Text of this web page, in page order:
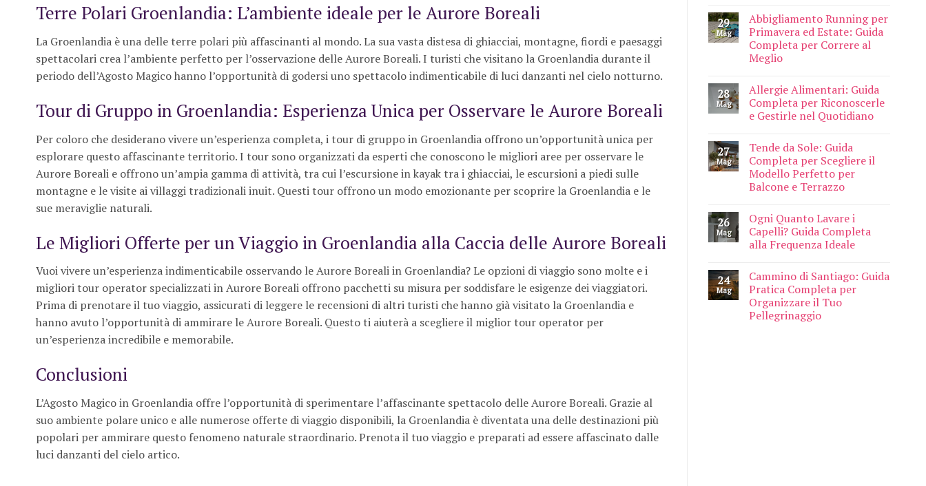
Terre Polari Groenlandia: L’ambiente ideale per le Aurore Boreali
La Groenlandia è una delle terre polari più affascinanti al mondo. La sua vasta distesa di ghiacciai, montagne, fiordi e paesaggi
spettacolari crea l’ambiente perfetto per l’osservazione delle Aurore Boreali. I turisti che visitano la Groenlandia durante il
periodo dell’Agosto Magico hanno l’opportunità di godersi uno spettacolo indimenticabile di luci danzanti nel cielo notturno.
Tour di Gruppo in Groenlandia: Esperienza Unica per Osservare le Aurore Boreali
Per coloro che desiderano vivere un’esperienza completa, i tour di gruppo in Groenlandia offrono un’opportunità unica per
esplorare questo affascinante territorio. I tour sono organizzati da esperti che conoscono le migliori aree per osservare le
Aurore Boreali e offrono un’ampia gamma di attività, tra cui l’escursione in kayak tra i ghiacciai, le escursioni a piedi sulle
montagne e le visite ai villaggi tradizionali inuit. Questi tour offrono un modo emozionante per scoprire la Groenlandia e le
sue meraviglie naturali.
Le Migliori Offerte per un Viaggio in Groenlandia alla Caccia delle Aurore Boreali
Vuoi vivere un’esperienza indimenticabile osservando le Aurore Boreali in Groenlandia? Le opzioni di viaggio sono molte e i
migliori tour operator specializzati in Aurore Boreali offrono pacchetti su misura per soddisfare le esigenze dei viaggiatori.
Prima di prenotare il tuo viaggio, assicurati di leggere le recensioni di altri turisti che hanno già visitato la Groenlandia e
hanno avuto l’opportunità di ammirare le Aurore Boreali. Questo ti aiuterà a scegliere il miglior tour operator per
un’esperienza incredibile e memorabile.
Conclusioni
L’Agosto Magico in Groenlandia offre l’opportunità di sperimentare l’affascinante spettacolo delle Aurore Boreali. Grazie al
suo ambiente polare unico e alle numerose offerte di viaggio disponibili, la Groenlandia è diventata una delle destinazioni più
popolari per ammirare questo fenomeno naturale straordinario. Prenota il tuo viaggio e preparati ad essere affascinato dalle
luci danzanti del cielo artico.
29
Mag
Abbigliamento Running per
Primavera ed Estate: Guida
Completa per Correre al
Meglio
28
Mag
Allergie Alimentari: Guida
Completa per Riconoscerle
e Gestirle nel Quotidiano
27
Mag
Tende da Sole: Guida
Completa per Scegliere il
Modello Perfetto per
Balcone e Terrazzo
26
Mag
Ogni Quanto Lavare i
Capelli? Guida Completa
alla Frequenza Ideale
24
Mag
Cammino di Santiago: Guida
Pratica Completa per
Organizzare il Tuo
Pellegrinaggio